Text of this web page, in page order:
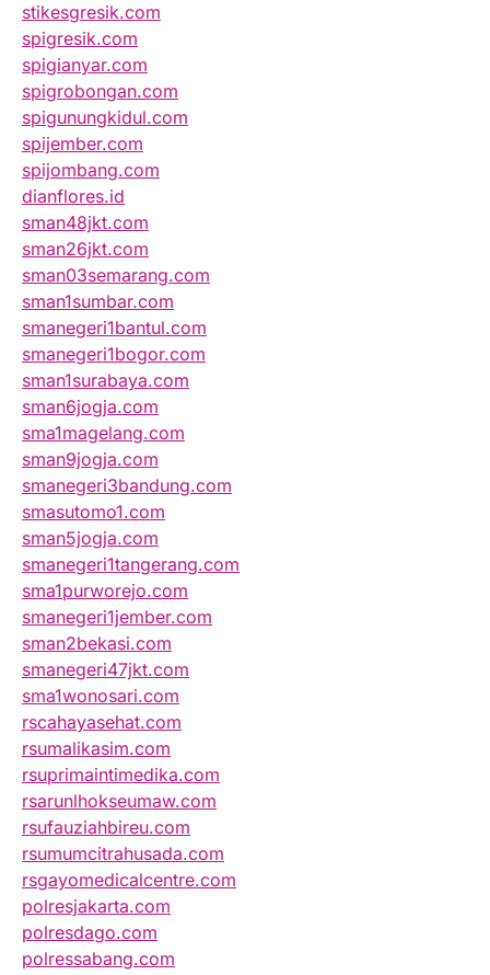
stikesgresik.com
spigresik.com
spigianyar.com
spigrobongan.com
spigunungkidul.com
spijember.com
spijombang.com
dianflores.id
sman48jkt.com
sman26jkt.com
sman03semarang.com
sman1sumbar.com
smanegeri1bantul.com
smanegeri1bogor.com
sman1surabaya.com
sman6jogja.com
sma1magelang.com
sman9jogja.com
smanegeri3bandung.com
smasutomo1.com
sman5jogja.com
smanegeri1tangerang.com
sma1purworejo.com
smanegeri1jember.com
sman2bekasi.com
smanegeri47jkt.com
sma1wonosari.com
rscahayasehat.com
rsumalikasim.com
rsuprimaintimedika.com
rsarunlhokseumaw.com
rsufauziahbireu.com
rsumumcitrahusada.com
rsgayomedicalcentre.com
polresjakarta.com
polresdago.com
polressabang.com